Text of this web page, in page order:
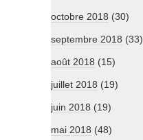
octobre 2018 (30)
septembre 2018 (33)
août 2018 (15)
juillet 2018 (19)
juin 2018 (19)
mai 2018 (48)